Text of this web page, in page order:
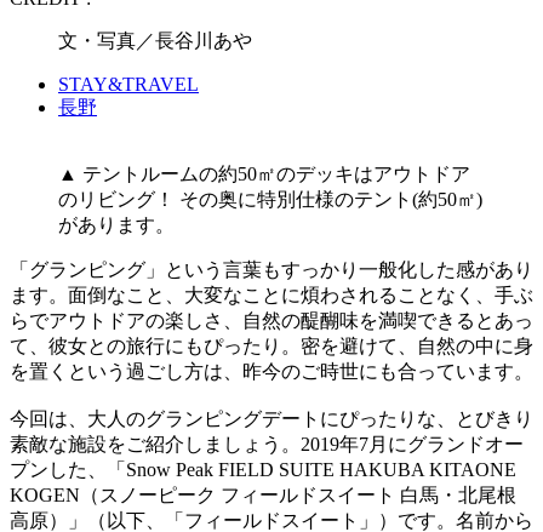
文・写真／長谷川あや
STAY&TRAVEL
長野
▲ テントルームの約50㎡のデッキはアウトドア
のリビング！ その奥に特別仕様のテント(約50㎡)
があります。
「グランピング」という言葉もすっかり一般化した感があり
ます。面倒なこと、大変なことに煩わされることなく、手ぶ
らでアウトドアの楽しさ、自然の醍醐味を満喫できるとあっ
て、彼女との旅行にもぴったり。密を避けて、自然の中に身
を置くという過ごし方は、昨今のご時世にも合っています。
今回は、大人のグランピングデートにぴったりな、とびきり
素敵な施設をご紹介しましょう。2019年7月にグランドオー
プンした、「Snow Peak FIELD SUITE HAKUBA KITAONE
KOGEN（スノーピーク フィールドスイート 白馬・北尾根
高原）」（以下、「フィールドスイート」）です。名前から